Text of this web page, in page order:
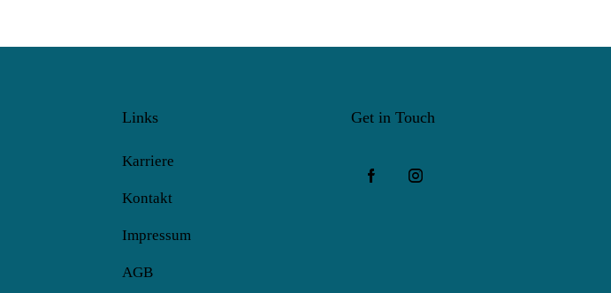
Links
Karriere
Kontakt
Impressum
AGB
Get in Touch